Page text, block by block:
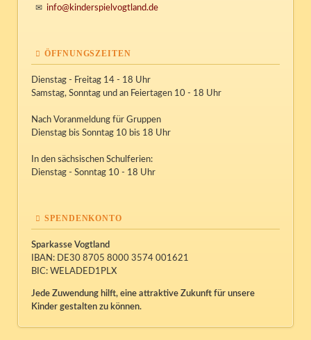
info@kinderspielvogtland.de
ÖFFNUNGSZEITEN
Dienstag - Freitag 14 - 18 Uhr
Samstag, Sonntag und an Feiertagen 10 - 18 Uhr
Nach Voranmeldung für Gruppen
Dienstag bis Sonntag 10 bis 18 Uhr
In den sächsischen Schulferien:
Dienstag - Sonntag 10 - 18 Uhr
SPENDENKONTO
Sparkasse Vogtland
IBAN: DE30 8705 8000 3574 001621
BIC: WELADED1PLX
Jede Zuwendung hilft, eine attraktive Zukunft für unsere
Kinder gestalten zu können.